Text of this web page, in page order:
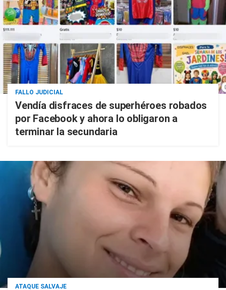
FALLO JUDICIAL
Vendía disfraces de superhéroes robados
por Facebook y ahora lo obligaron a
terminar la secundaria
ATAQUE SALVAJE